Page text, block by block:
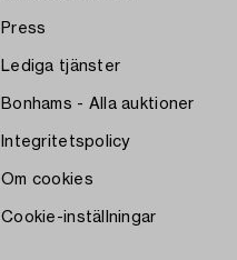
Press
Lediga tjänster
Bonhams - Alla auktioner
Integritetspolicy
Om cookies
Cookie-inställningar